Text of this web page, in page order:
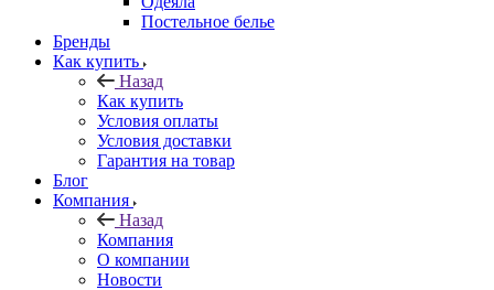
Постельное белье
Бренды
Как купить
Назад
Как купить
Условия оплаты
Условия доставки
Гарантия на товар
Блог
Компания
Назад
Компания
О компании
Новости